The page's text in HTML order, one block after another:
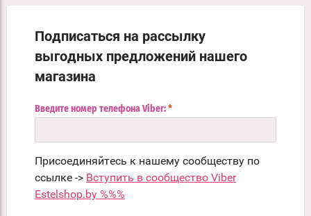
Подписаться на рассылку
выгодных предложений нашего
магазина
Введите номер телефона Viber: *
Присоединяйтесь к нашему сообществу по
ссылке -> Вступить в сообщество Viber
Estelshop.by %%%